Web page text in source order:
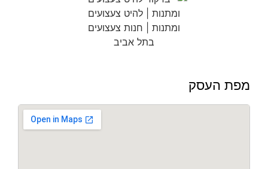
מפת העסק